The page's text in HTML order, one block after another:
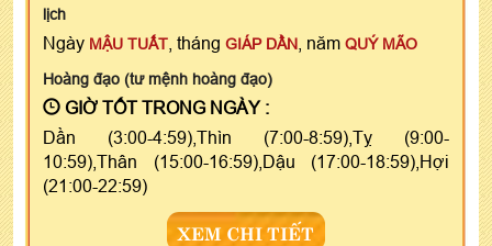
lịch
Ngày MẬU TUẤT , tháng GIÁP DẦN , năm QUÝ MÃO
Hoàng đạo (tư mệnh hoàng đạo)
GIỜ TỐT TRONG NGÀY :
Dần (3:00-4:59),Thìn (7:00-8:59),Tỵ (9:00-
10:59),Thân (15:00-16:59),Dậu (17:00-18:59),Hợi
(21:00-22:59)
XEM CHI TIẾT